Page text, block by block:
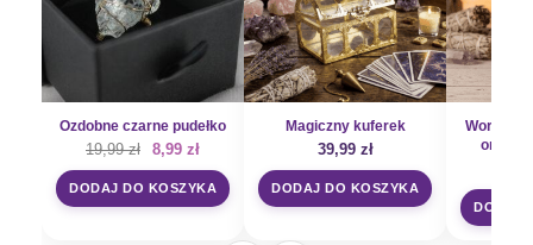
Ozdobne czarne pudełko
19,99zł
Pierwotna
cena
wynosiła:
8,99 złAktualna
cena
wynosi:
8,99 zł.
DODAJ DO KOSZYKA
Magiczny kuferek
39,99 zł
DODAJ DO KOSZYKA
DODAJ